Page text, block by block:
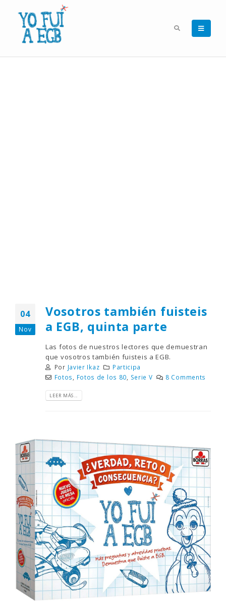
04
Nov
Vosotros también fuisteis
a EGB, quinta parte
Las fotos de nuestros lectores que demuestran
que vosotros también fuisteis a EGB.
Por Javier Ikaz
Participa
Fotos
Fotos de los 80 Serie V 8 Comments
LEER MÁS...